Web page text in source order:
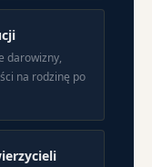
darowizny,
na rodzinę po